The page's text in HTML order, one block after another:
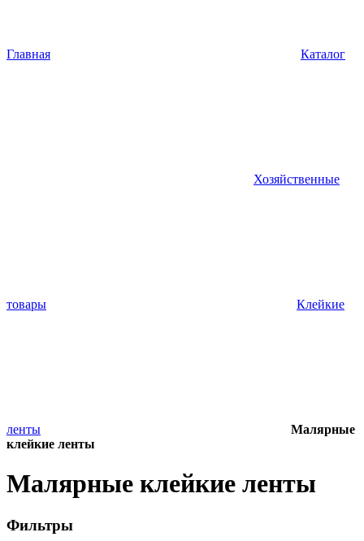
Главная Каталог
Хозяйственные
товары Клейкие
ленты
Малярные
клейкие ленты
Малярные клейкие ленты
Фильтры